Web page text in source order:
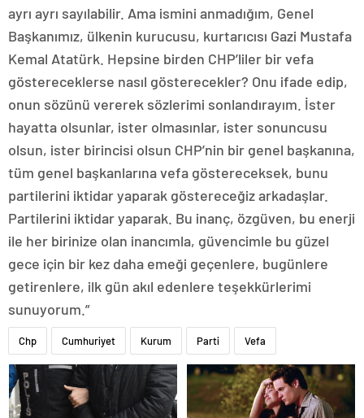
ayrı ayrı sayılabilir. Ama ismini anmadığım, Genel
Başkanımız, ülkenin kurucusu, kurtarıcısı Gazi Mustafa
Kemal Atatürk. Hepsine birden CHP’liler bir vefa
göstereceklerse nasıl gösterecekler? Onu ifade edip,
onun sözünü vererek sözlerimi sonlandırayım. İster
hayatta olsunlar, ister olmasınlar, ister sonuncusu
olsun, ister birincisi olsun CHP’nin bir genel başkanına,
tüm genel başkanlarına vefa göstereceksek, bunu
partilerini iktidar yaparak göstereceğiz arkadaşlar.
Partilerini iktidar yaparak. Bu inanç, özgüven, bu enerji
ile her birinize olan inancımla, güvencimle bu güzel
gece için bir kez daha emeği geçenlere, bugünlere
getirenlere, ilk gün akıl edenlere teşekkürlerimi
sunuyorum.”
Chp Cumhuriyet Kurum Parti Vefa